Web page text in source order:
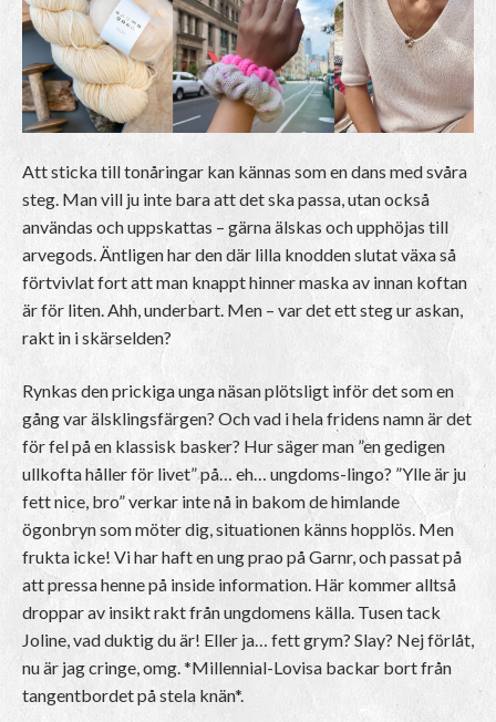
Att sticka till tonåringar kan kännas som en dans med svåra
steg. Man vill ju inte bara att det ska passa, utan också
användas och uppskattas – gärna älskas och upphöjas till
arvegods. Äntligen har den där lilla knodden slutat växa så
förtvivlat fort att man knappt hinner maska av innan koftan
är för liten. Ahh, underbart. Men – var det ett steg ur askan,
rakt in i skärselden?
Rynkas den prickiga unga näsan plötsligt inför det som en
gång var älsklingsfärgen? Och vad i hela fridens namn är det
för fel på en klassisk basker? Hur säger man ”en gedigen
ullkofta håller för livet” på… eh… ungdoms-lingo? ”Ylle är ju
fett nice, bro” verkar inte nå in bakom de himlande
ögonbryn som möter dig, situationen känns hopplös. Men
frukta icke! Vi har haft en ung prao på Garnr, och passat på
att pressa henne på inside information. Här kommer alltså
droppar av insikt rakt från ungdomens källa. Tusen tack
Joline, vad duktig du är! Eller ja… fett grym? Slay? Nej förlåt,
nu är jag cringe, omg. *Millennial-Lovisa backar bort från
tangentbordet på stela knän*.